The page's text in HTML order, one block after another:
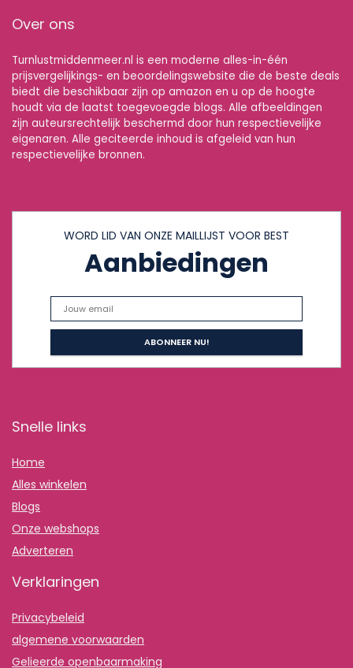
Over ons
Turnlustmiddenmeer.nl is een moderne alles-in-één
prijsvergelijkings- en beoordelingswebsite die de beste deals
biedt die beschikbaar zijn op amazon en u op de hoogte
houdt via de laatst toegevoegde blogs. Alle afbeeldingen
zijn auteursrechtelijk beschermd door hun respectievelijke
eigenaren. Alle geciteerde inhoud is afgeleid van hun
respectievelijke bronnen.
WORD LID VAN ONZE MAILLIJST VOOR BEST
Aanbiedingen
Snelle links
Home
Alles winkelen
Blogs
Onze webshops
Adverteren
Verklaringen
Privacybeleid
algemene voorwaarden
Gelieerde openbaarmaking